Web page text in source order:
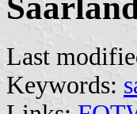
Last
Keywords: